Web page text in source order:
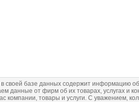
своей базе данных содержит информацию
данные от фирм об их товарах, услугах и
компании, товары и услуги. С уважением,